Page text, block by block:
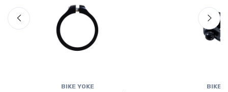
BIKE YOKE BIKE